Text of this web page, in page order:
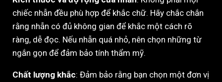
chiếc nhẫn đều phù hợp để khắc chữ. Hãy chắc chắn
rằng nhẫn có đủ không gian để khắc một cách rõ
ràng, dễ đọc. Nếu nhẫn quá nhỏ, nên chọn những từ
ngắn gọn để đảm bảo tính thẩm mỹ.
Chất lượng khắc: Đảm bảo rằng bạn chọn một đơn vị